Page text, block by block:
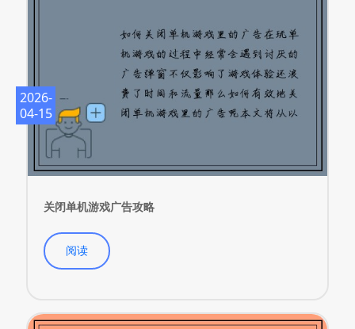
2026-
04-15
关闭单机游戏广告攻略
阅读